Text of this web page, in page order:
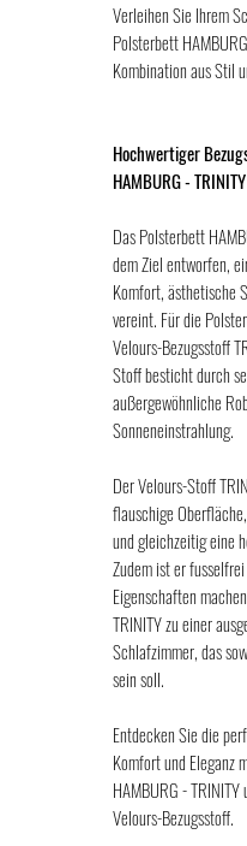
Verleihen Sie Ihrem
Polsterbett
Kombination aus Stil
Hochwertiger
HAMBURG - TRINITY
Das Polsterbett
dem Ziel entworfen,
Komfort, ästhetische
vereint. Für die
Velours-Bezugsstoff
Stoff besticht durch
außergewöhnliche
Sonneneinstrahlung.
Der Velours-Stoff
flauschige
und gleichzeitig eine
Zudem ist er
Eigenschaften
TRINITY zu einer
Schlafzimmer, das
sein soll.
Entdecken Sie die
Komfort und Eleganz
HAMBURG -
Velours-Bezugsstoff.